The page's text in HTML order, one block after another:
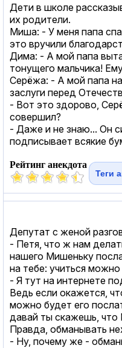
Дети в школе
их родители.
Миша: - У меня папа
это вручили
Дима: - А мой папа
тонущего мальчика!
Серёжа: - А мой папа
заслуги перед
- Вот это здорово,
совершил?
- Даже и не знаю... Он
подписывает всякие
Рейтинг анекдота
Теги
Депутат с женой
- Петя, что ж нам
нашего Мишеньку
на тебе: учиться
- Я тут на интернете
Ведь если окажется,
можно будет его
давай ты скажешь,
Правда, обманывать
- Ну, почему же -